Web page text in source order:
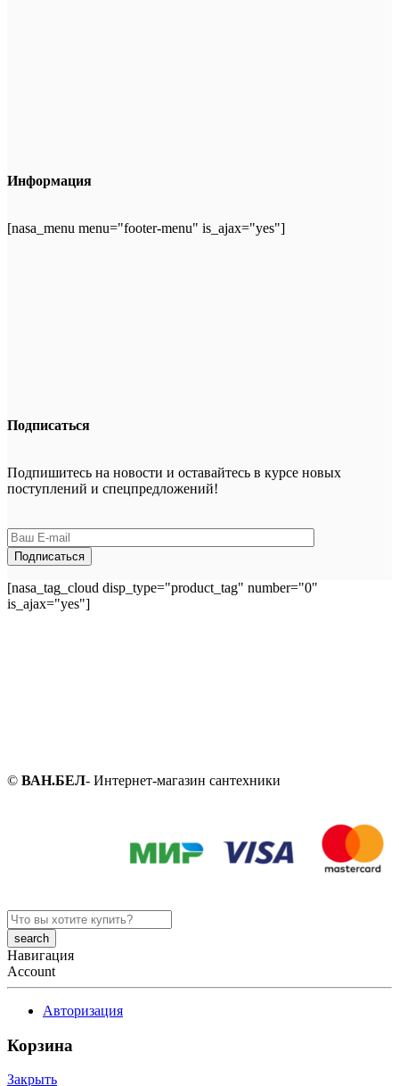
Информация
[nasa_menu menu="footer-menu" is_ajax="yes"]
Подписаться
Подпишитесь на новости и оставайтесь в курсе новых
поступлений и спецпредложений!
[nasa_tag_cloud disp_type="product_tag" number="0"
is_ajax="yes"]
© ВАН.БЕЛ- Интернет-магазин сантехники
Search
here
Навигация
Account
Авторизация
Корзина
Закрыть